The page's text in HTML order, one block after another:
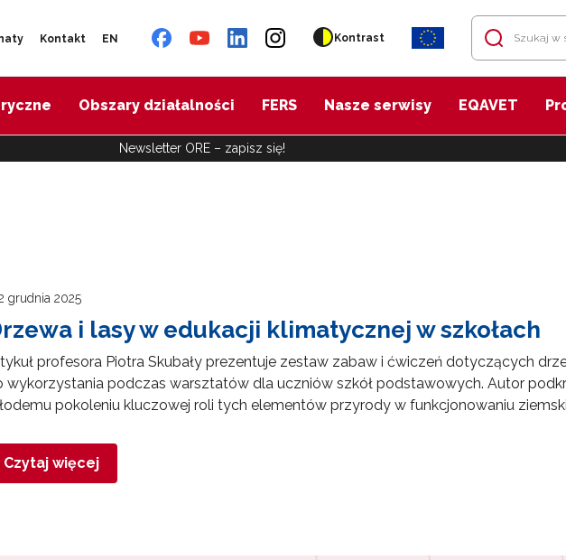
Kontakt EN Kontrast
Obszary działalności FERS Nasze serwisy EQAVET
Newsletter ORE – zapisz się!
grudnia 2025
i lasy w edukacji klimatycznej w szkołach
profesora Piotra Skubały prezentuje zestaw zabaw i ćwiczeń dotyczących
wykorzystania podczas warsztatów dla uczniów szkół podstawowych. Autor
pokoleniu kluczowej roli tych elementów przyrody w funkcjonowaniu
Czytaj więcej